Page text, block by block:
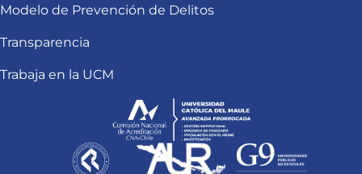
Modelo de Prevención de Delitos
Transparencia
Trabaja en la UCM